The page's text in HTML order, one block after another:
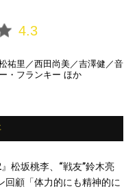
4.3
祐里／西田尚美／吉澤健／音
・フランキー ほか
』松坂桃李、“戦友”鈴木亮
回顧「体力的にも精神的に